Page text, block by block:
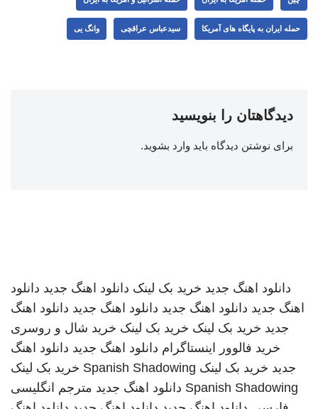
حمله ایران به پایگاه های آمریکا سیدعباس عراقچی وانگ یی
دیدگاهتان را بنویسید
برای نوشتن دیدگاه باید وارد بشوید.
دانلود اهنگ جدید خرید بک لینک دانلود اهنگ جدید دانلود
اهنگ جدید دانلود اهنگ جدید دانلود اهنگ جدید دانلود اهنگ
جدید خرید بک لینک خرید بک لینک خرید شال و روسری
خرید فالوور اینستاگرام دانلود اهنگ جدید دانلود اهنگ
جدید خرید بک لینک Spanish Shadowing خرید بک لینک
Spanish Shadowing دانلود اهنگ جدید مترجم انگلیسی